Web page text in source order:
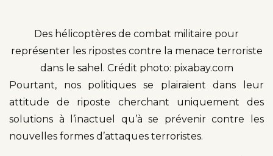
Des hélicoptères de combat militaire pour
représenter les ripostes contre la menace terroriste
dans le sahel. Crédit photo: pixabay.com
Pourtant, nos politiques se plairaient dans leur
attitude de riposte cherchant uniquement des
solutions à l’inactuel qu’à se prévenir contre les
nouvelles formes d’attaques terroristes.